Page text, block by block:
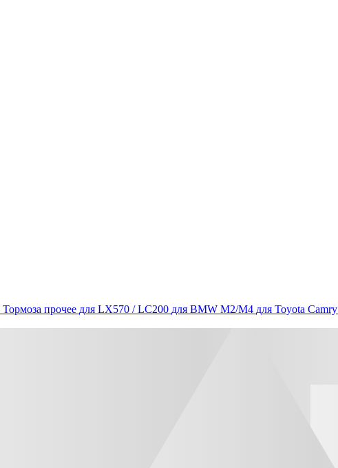
Тормоза прочее для LX570 / LC200 для BMW M2/M4 для Toyota Camry